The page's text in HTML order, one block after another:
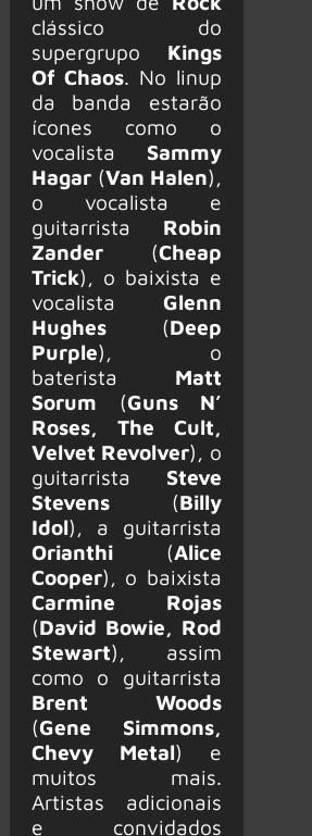
clássico do
supergrupo Kings
Of Chaos. No linup
da banda estarão
ícones como o
vocalista Sammy
Hagar(Van Halen),
o vocalista e
guitarrista Robin
Zander(Cheap
Trick), o baixista e
vocalista Glenn
Hughes(Deep
Purple), o
baterista Matt
Sorum (Guns N’
Roses, The Cult,
Velvet Revolver), o
guitarrista Steve
Stevens(Billy
Idol), a guitarrista
Orianthi(Alice
Cooper), o baixista
Carmine Rojas
(David Bowie, Rod
Stewart), assim
como o guitarrista
Brent Woods
(Gene Simmons,
Chevy Metal) e
muitos mais.
Artistas adicionais
e convidados